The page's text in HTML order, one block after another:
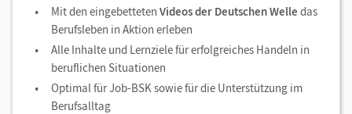
Mit den eingebetteten Videos der Deutschen Welle das
Berufsleben in Aktion erleben
Alle Inhalte und Lernziele für erfolgreiches Handeln in
beruflichen Situationen
Optimal für Job-BSK sowie für die Unterstützung im
Berufsalltag